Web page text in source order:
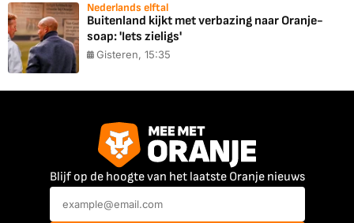
Nederlands elftal
Buitenland kijkt met verbazing naar Oranje-
soap: 'Iets zieligs'
Gisteren, 15:35
Blijf op de hoogte van het laatste Oranje nieuws